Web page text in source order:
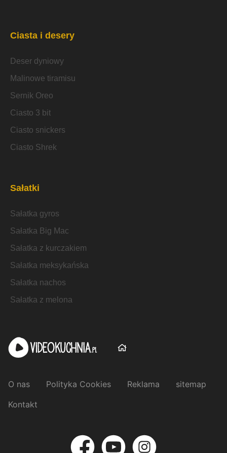
Ciasta i desery
Deser dyniowy
Malinowe tiramisu
Sernik Oreo
Ciasto 3 bit
Ciasto snickers
Ciasto Shrek
Sałatki
Sałatka gyros
Sałatka Big Mac
Sałatka z kurczakiem
Sałatka meksykańska
Sałatka nachos
Sałatka z melona
O nas Polityka Cookies Reklama
sitemap
Kontakt